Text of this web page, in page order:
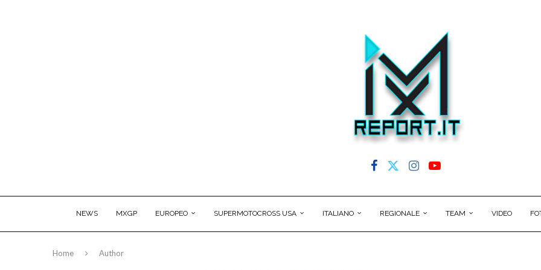
NEWS MXGP EUROPEO SUPERMOTOCROSS USA ITALIANO REGIONALE TEAM VIDEO
Home Author